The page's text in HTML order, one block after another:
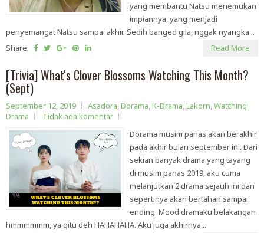
yang membantu Natsu menemukan
impiannya, yang menjadi
penyemangat Natsu sampai akhir. Sedih banged gila, nggak nyangka...
Share:
Read More
[Trivia] What's Clover Blossoms Watching This Month?
(Sept)
September 12, 2019 Asadora,Dorama,K-Drama,Lakorn,Watching
Drama
Tidak ada komentar
Dorama musim panas akan berakhir
pada akhir bulan september ini. Dari
sekian banyak drama yang tayang
di musim panas 2019, aku cuma
melanjutkan 2 drama sejauh ini dan
sepertinya akan bertahan sampai
ending. Mood dramaku belakangan
hmmmmmm, ya gitu deh HAHAHAHA. Aku juga akhirnya...